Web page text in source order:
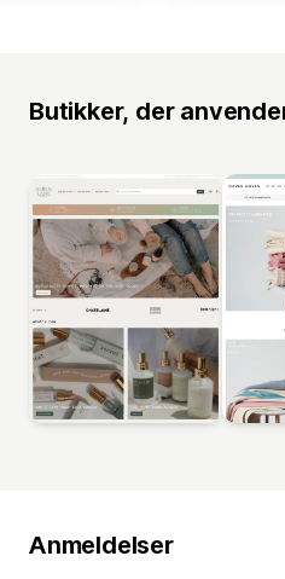
Butikker, der
Anmeldelser